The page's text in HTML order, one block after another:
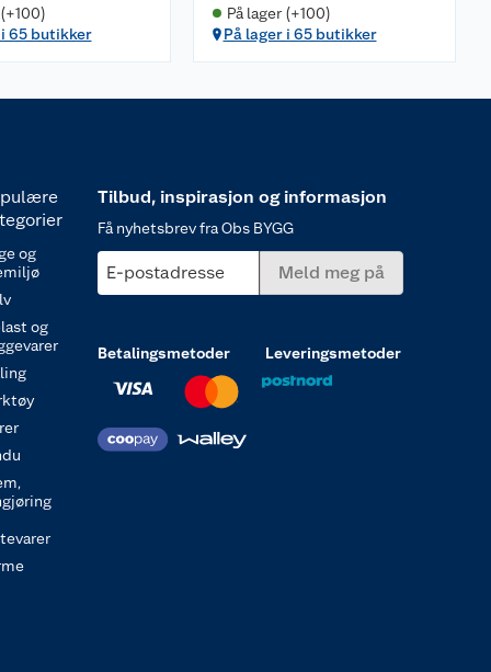
i 65 butikker
På lager (+100)
På lager i 65 butikker
og
og
Tilbud, inspirasjon og informasjon
Få nyhetsbrev fra Obs BYGG
E-postadresse Meld meg på
Betalingsmetoder Leveringsmetoder